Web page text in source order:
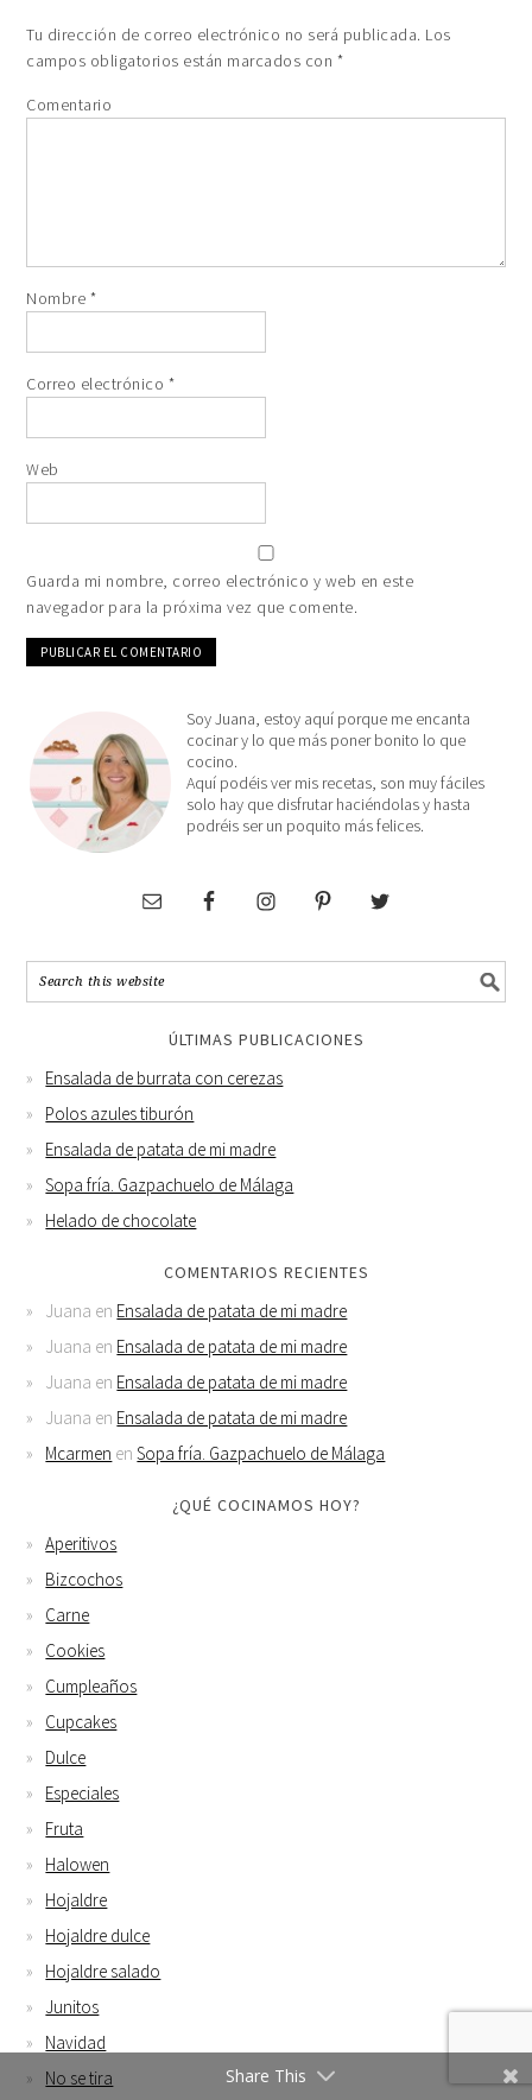
Tu dirección de correo electrónico no será publicada. Los
campos obligatorios están marcados con *
Comentario
Nombre *
Correo electrónico *
Web
Guarda mi nombre, correo electrónico y web en este
navegador para la próxima vez que comente.
Soy Juana, estoy aquí porque me encanta
cocinar y lo que más poner bonito lo que
cocino.
Aquí podéis ver mis recetas, son muy fáciles
solo hay que disfrutar haciéndolas y hasta
podréis ser un poquito más felices.
ÚLTIMAS PUBLICACIONES
Ensalada de burrata con cerezas
Polos azules tiburón
Ensalada de patata de mi madre
Sopa fría. Gazpachuelo de Málaga
Helado de chocolate
COMENTARIOS RECIENTES
Juana en Ensalada de patata de mi madre
Juana en Ensalada de patata de mi madre
Juana en Ensalada de patata de mi madre
Juana en Ensalada de patata de mi madre
Mcarmen enSopa fría. Gazpachuelo de Málaga
¿QUÉ COCINAMOS HOY?
Aperitivos
Bizcochos
Carne
Cookies
Cumpleaños
Cupcakes
Dulce
Especiales
Fruta
Halowen
Hojaldre
Hojaldre dulce
Hojaldre salado
Junitos
Navidad
No se tira
Share This